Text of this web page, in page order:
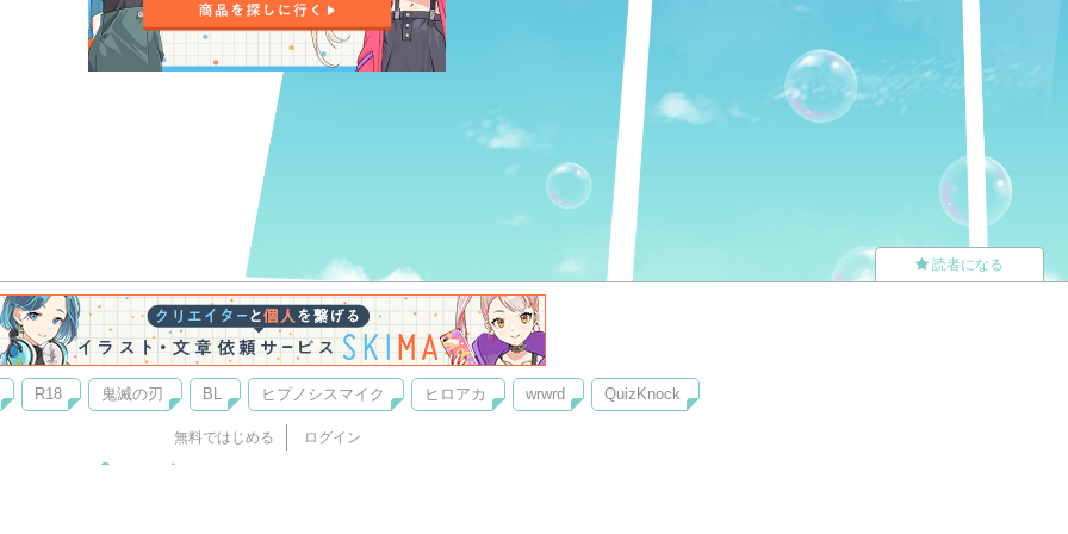
R18 鬼滅の刃 BL ヒプノシスマイク ヒロアカ wrwrd QuizKnock
無料ではじめる ログイン
読者になる